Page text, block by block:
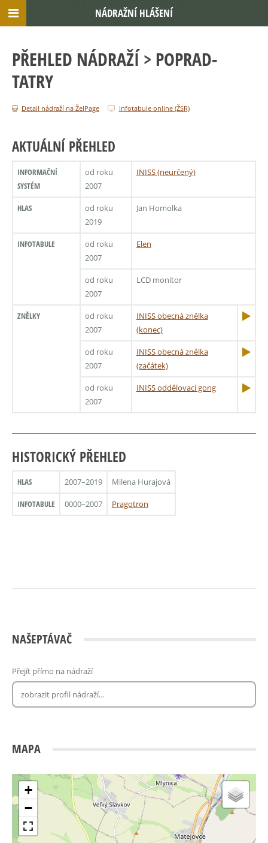
PŘEHLED NÁDRAŽÍ > POPRAD-
TATRY
Detail nádraží na ŽelPage Infotabule online (ŽSR)
AKTUÁLNÍ PŘEHLED
INFORMAČNÍ
SYSTÉM
od roku
2007
INISS (neurčený)
HLAS
od roku
2019
Jan Homolka
INFOTABULE
od roku
2007
Elen
od roku
2007
LCD monitor
ZNĚLKY
od roku
2007
INISS obecná znělka
(konec)
od roku
2007
INISS obecná znělka
(začátek)
od roku
2007
INISS oddělovací gong
HISTORICKÝ PŘEHLED
HLAS 2007–2019 Milena Hurajová
INFOTABULE 0000–2007 Pragotron
NAŠEPTÁVAČ
Přejít přímo na nádraží
MAPA
+
−
NÁDRAŽNÍ HLÁŠENÍ